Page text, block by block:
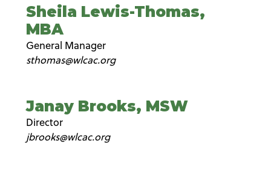
Sheila Lewis-Thomas,
MBA
General Manager
sthomas@wlcac.org
Janay Brooks, MSW
Director
jbrooks@wlcac.org